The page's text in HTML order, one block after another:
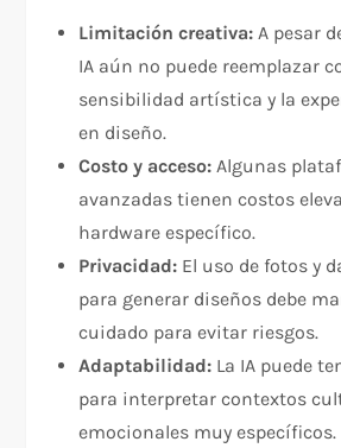
Limitación creativa: A pesar
IA aún no puede reemplazar
sensibilidad artística y la
en diseño.
Costo y acceso: Algunas
avanzadas tienen costos
hardware específico.
Privacidad: El uso de fotos y
para generar diseños debe
cuidado para evitar riesgos.
Adaptabilidad: La IA puede
para interpretar contextos
emocionales muy específicos.